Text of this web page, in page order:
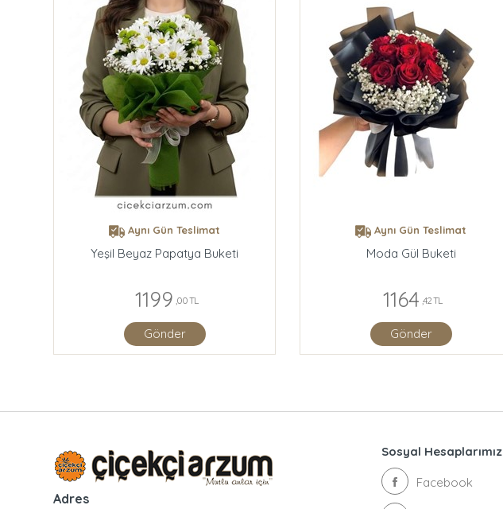
Aynı Gün Teslimat
Yeşil Beyaz Papatya Buketi
1199 ,00 TL
Gönder
Aynı Gün Teslimat
Moda Gül Buketi
1164 ,42 TL
Gönder
Adres
Sosyal Hesaplarımız
Facebook